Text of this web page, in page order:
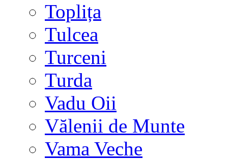
Toplița
Tulcea
Turceni
Turda
Vadu Oii
Vălenii de Munte
Vama Veche